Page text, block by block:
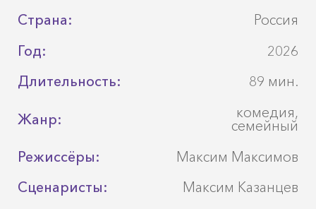
Страна:
Россия
Год:
2026
Длительность:
89 мин.
Жанр: комедия,
семейный
Режиссёры:
Максим Максимов
Сценаристы:
Максим Казанцев